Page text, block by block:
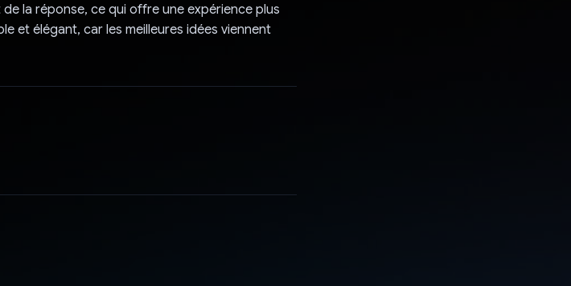
la réponse, ce qui offre une expérience plus
et élégant, car les meilleures idées viennent